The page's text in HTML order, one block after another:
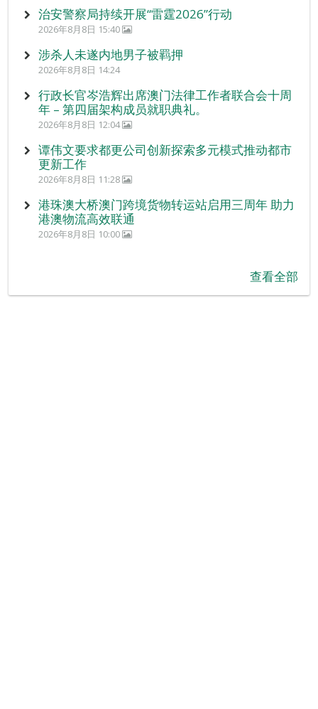
治安警察局持续开展“雷霆2026”行动
2026年8月8日 15:40
涉杀人未遂内地男子被羁押
2026年8月8日 14:24
行政长官岑浩辉出席澳门法律工作者联合会十周
年 – 第四届架构成员就职典礼。
2026年8月8日 12:04
谭伟文要求都更公司创新探索多元模式推动都市
更新工作
2026年8月8日 11:28
港珠澳大桥澳门跨境货物转运站启用三周年 助力
港澳物流高效联通
2026年8月8日 10:00
查看全部